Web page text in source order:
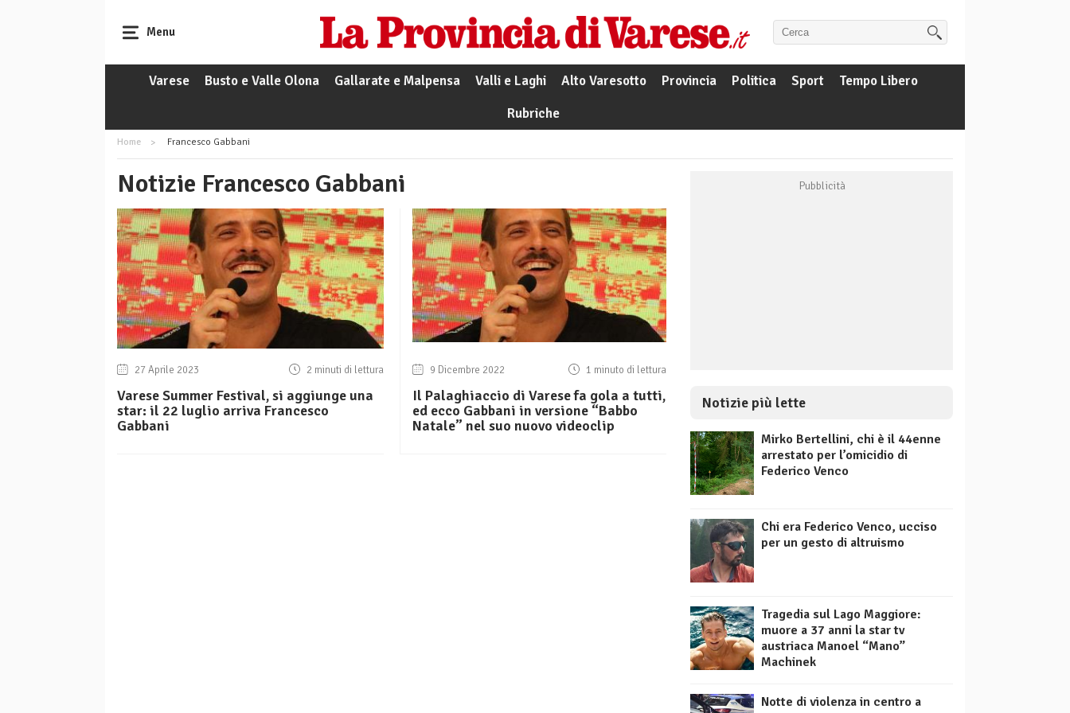
Menu
Varese Busto e Valle Olona Gallarate e Malpensa Valli e Laghi Alto Varesotto Provincia Politica Sport
Tempo Libero
Rubriche
Home Francesco Gabbani
Notizie Francesco Gabbani
27 Aprile 2023 2 minuti di lettura
Varese Summer Festival, si aggiunge una
star: il 22 luglio arriva Francesco
Gabbani
9 Dicembre 2022 1 minuto di lettura
Il Palaghiaccio di Varese fa gola a tutti,
ed ecco Gabbani in versione “Babbo
Natale” nel suo nuovo videoclip
Notizie più lette
Mirko Bertellini, chi è il 44enne
arrestato per l’omicidio di
Federico Venco
Chi era Federico Venco, ucciso
per un gesto di altruismo
Tragedia sul Lago Maggiore:
muore a 37 anni la star tv
austriaca Manoel “Mano”
Machinek
Notte di violenza in centro a